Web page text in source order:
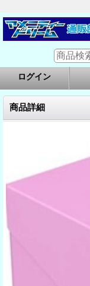
ログイン
商品詳細